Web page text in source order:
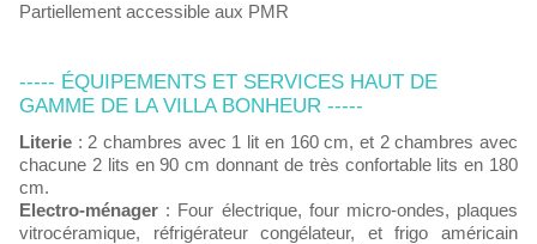
Partiellement accessible aux PMR
----- ÉQUIPEMENTS ET SERVICES HAUT DE
GAMME DE LA VILLA BONHEUR -----
Literie : 2 chambres avec 1 lit en 160 cm, et 2 chambres avec
chacune 2 lits en 90 cm donnant de très confortable lits en 180
cm.
Electro-ménager : Four électrique, four micro-ondes, plaques
vitrocéramique, réfrigérateur congélateur, et frigo américain